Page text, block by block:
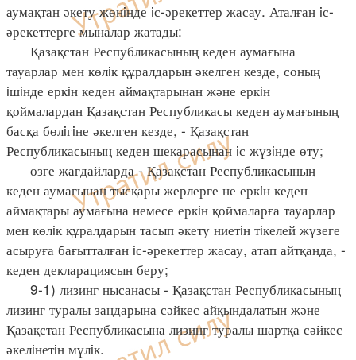
аумақтан әкету жөнiнде iс-әрекеттер жасау. Аталған iс-
әрекеттерге мыналар жатады:
Қазақстан Республикасының кеден аумағына
тауарлар мен көлiк құралдарын әкелген кезде, соның
iшiнде еркiн кеден аймақтарынан және еркiн
қоймалардан Қазақстан Республикасы кеден аумағының
басқа бөлiгiне әкелген кезде, - Қазақстан
Республикасының кеден шекарасынан iс жүзiнде өту;
өзге жағдайларда - Қазақстан Республикасының
кеден аумағынан тысқары жерлерге не еркiн кеден
аймақтары аумағына немесе еркiн қоймаларға тауарлар
мен көлiк құралдарын тасып әкету ниетiн тiкелей жүзеге
асыруға бағытталған iс-әрекеттер жасау, атап айтқанда, -
кеден декларациясын беру;
9-1) лизинг нысанасы - Қазақстан Республикасының
лизинг туралы заңдарына сәйкес айқындалатын және
Қазақстан Республикасына лизинг туралы шартқа сәйкес
әкелiнетiн мүлiк.